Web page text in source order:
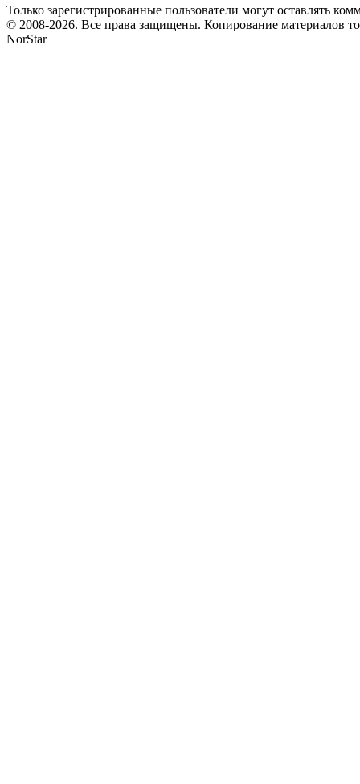
Только зарегистрированные пользователи могут оставлять
© 2008-2026. Все права защищены. Копирование материалов
NorStar